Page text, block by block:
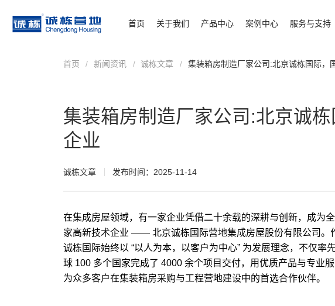
首页 关于我们 产品中心 案例中心 服务与支持
首页 / 新闻资讯 / 诚栋文章 / 集装箱房制造厂家公司:北京诚栋国际，
集装箱房制造厂家公司:北京诚
企业
诚栋文章 发布时间：2025-11-14
在集成房屋领域，有一家企业凭借二十余载的深耕与创新，成为
家高新技术企业 —— 北京诚栋国际营地集成房屋股份有限公司。
诚栋国际始终以 “以人为本，以客户为中心” 为发展理念，不仅率
球 100 多个国家完成了 4000 余个项目交付，用优质产品与专业
为众多客户在集装箱房采购与工程营地建设中的首选合作伙伴。